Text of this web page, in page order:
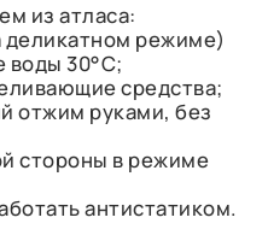
из атласа:
режиме)
воды 30°C;
средства;
отжим руками, без
стороны в режиме
антистатиком.